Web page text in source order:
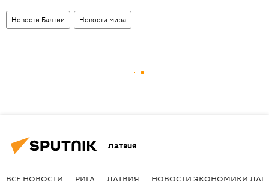
Новости Балтии Новости мира
Латвия
ВСЕ НОВОСТИ РИГА ЛАТВИЯ НОВОСТИ ЭКОНОМИКИ